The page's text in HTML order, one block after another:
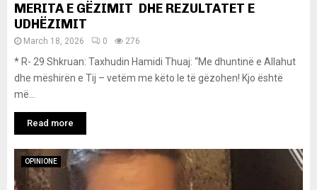
MERITA E GËZIMIT DHE REZULTATET E
UDHËZIMIT
March 18, 2026 0 276
* R- 29 Shkruan: Taxhudin Hamidi Thuaj: “Me dhuntinë e Allahut
dhe mëshirën e Tij – vetëm me këto le të gëzohen! Kjo është
më...
Read more
OPINIONE